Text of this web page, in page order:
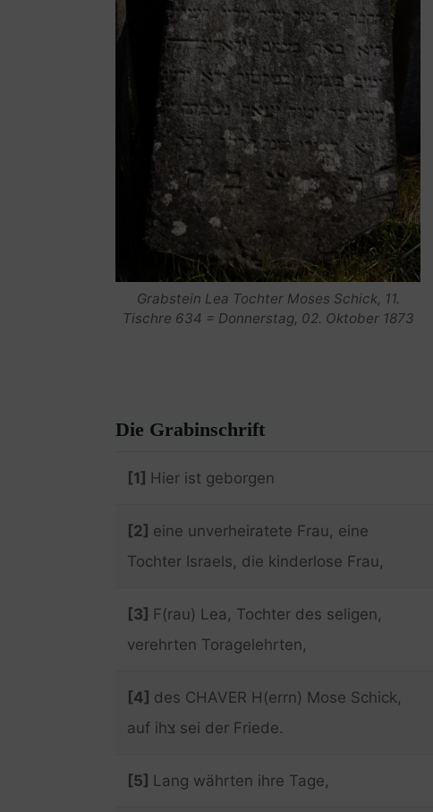
Grabstein Lea Tochter Moses Schick, 11.
Tischre 634 = Donnerstag, 02. Oktober 1873
Die Grabinschrift
[1] Hier ist geborgen
[2] eine unverheiratete Frau, eine
Tochter Israels, die kinderlose Frau,
[3] F(rau) Lea, Tochter des seligen,
verehrten Toragelehrten,
[4] des CHAVER H(errn) Mose Schick,
auf ihצ sei der Friede.
[5] Lang währten ihre Tage,